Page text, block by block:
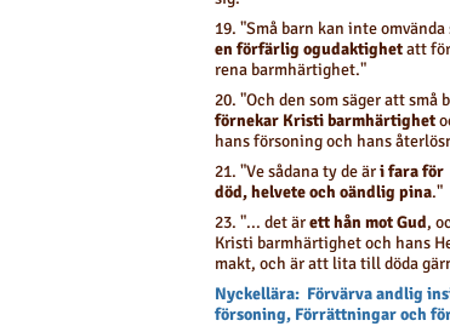
19. "Små barn kan inte
en förfärlig ogudaktighetatt
rena barmhärtighet."
20. "Och den som säger att små
förnekar Kristi barmhärtighet
hans försoning och hans
21. "Ve sådana ty de äri fara för
död, helvete och oändlig pina."
23. "... det ärett hån mot Gud,
Kristi barmhärtighet och hans
makt, och är att lita till döda
Nyckellära: Förvärva andlig
försoning, Förrättningar och